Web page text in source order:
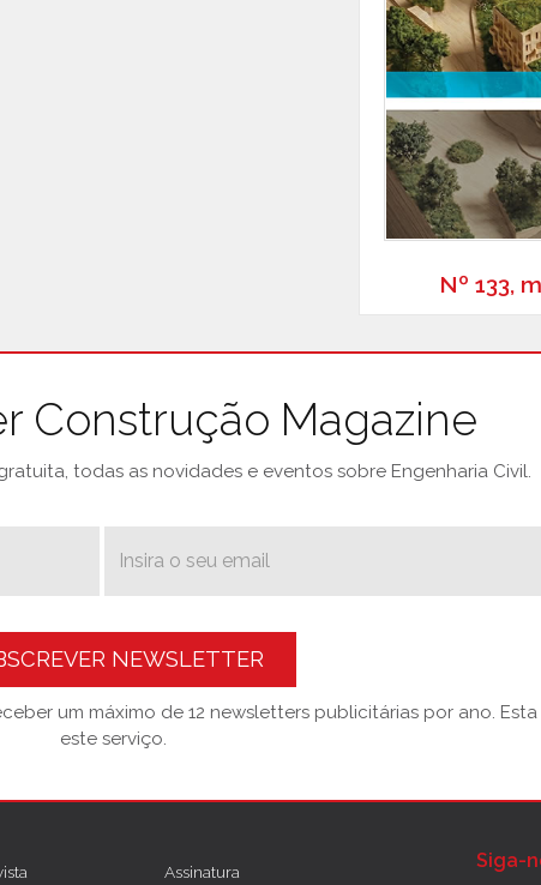
Nº 133,
Construção Magazine
todas as novidades e eventos sobre Engenharia Civil.
NEWSLETTER
um máximo de 12 newsletters publicitárias por ano.
este serviço.
Assinatura Siga-